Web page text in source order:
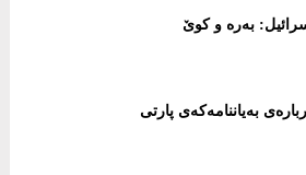
بەرە و کوێ
بەیاننامەکەی پارتی